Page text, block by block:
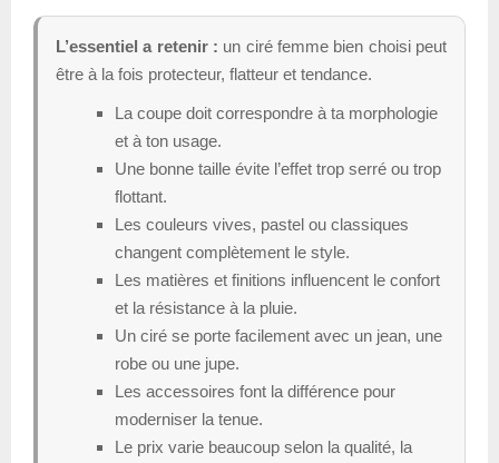
L’essentiel a retenir : un ciré femme bien choisi peut
être à la fois protecteur, flatteur et tendance.
La coupe doit correspondre à ta morphologie
et à ton usage.
Une bonne taille évite l’effet trop serré ou trop
flottant.
Les couleurs vives, pastel ou classiques
changent complètement le style.
Les matières et finitions influencent le confort
et la résistance à la pluie.
Un ciré se porte facilement avec un jean, une
robe ou une jupe.
Les accessoires font la différence pour
moderniser la tenue.
Le prix varie beaucoup selon la qualité, la